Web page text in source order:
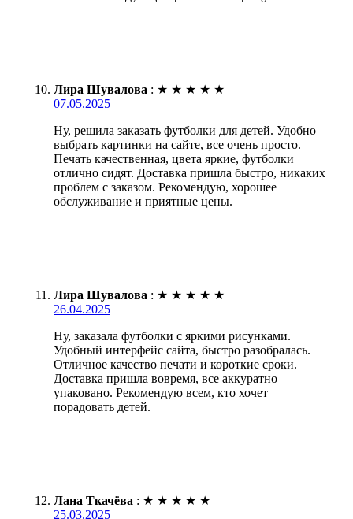
Лира Шувалова : ★ ★ ★ ★ ★
07.05.2025
Ну, решила заказать футболки для детей. Удобно
выбрать картинки на сайте, все очень просто.
Печать качественная, цвета яркие, футболки
отлично сидят. Доставка пришла быстро, никаких
проблем с заказом. Рекомендую, хорошее
обслуживание и приятные цены.
Лира Шувалова : ★ ★ ★ ★ ★
26.04.2025
Ну, заказала футболки с яркими рисунками.
Удобный интерфейс сайта, быстро разобралась.
Отличное качество печати и короткие сроки.
Доставка пришла вовремя, все аккуратно
упаковано. Рекомендую всем, кто хочет
порадовать детей.
Лана Ткачёва : ★ ★ ★ ★ ★
25.03.2025